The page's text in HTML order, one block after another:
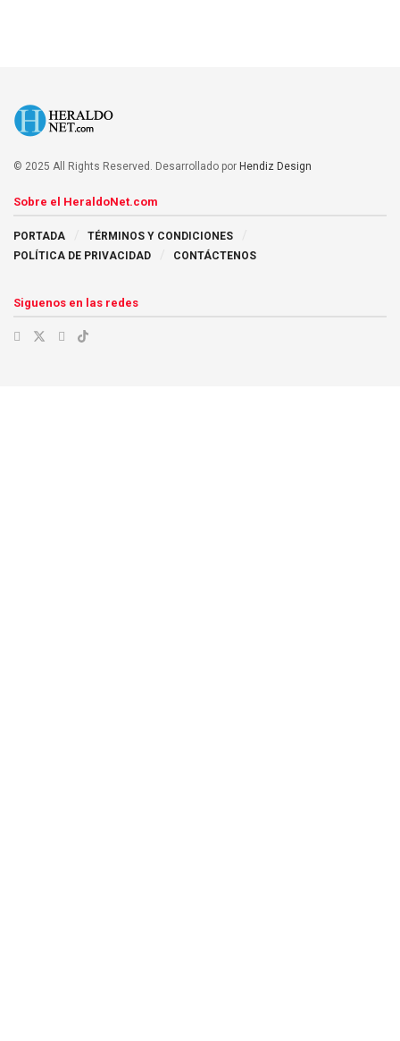
© 2025 All Rights Reserved. Desarrollado por Hendiz Design
Sobre el HeraldoNet.com
PORTADA
TÉRMINOS Y CONDICIONES
POLÍTICA DE PRIVACIDAD
CONTÁCTENOS
Siguenos en las redes